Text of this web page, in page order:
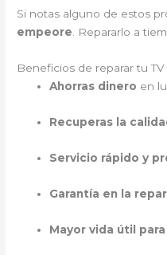
Si notas alguno de estos
empeore. Repararlo a
Beneficios de reparar tu
Ahorras dinero en
Recuperas la
Servicio rápido y
Garantía en la
Mayor vida útil